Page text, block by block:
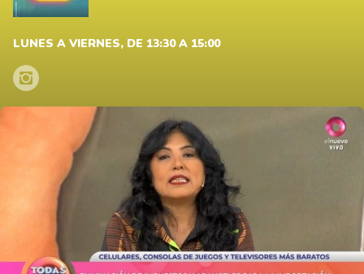
LUNES A VIERNES, DE 13:30 A 15:00